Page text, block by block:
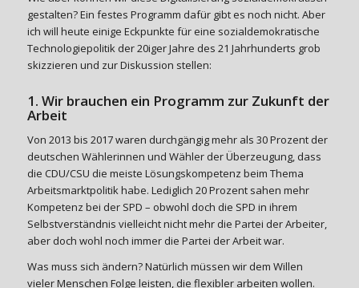
gestalten? Ein festes Programm dafür gibt es noch nicht. Aber
ich will heute einige Eckpunkte für eine sozialdemokratische
Technologiepolitik der 20iger Jahre des 21 Jahrhunderts grob
skizzieren und zur Diskussion stellen:
1. Wir brauchen ein Programm zur Zukunft der
Arbeit
Von 2013 bis 2017 waren durchgängig mehr als 30 Prozent der
deutschen Wählerinnen und Wähler der Überzeugung, dass
die CDU/CSU die meiste Lösungskompetenz beim Thema
Arbeitsmarktpolitik habe. Lediglich 20 Prozent sahen mehr
Kompetenz bei der SPD – obwohl doch die SPD in ihrem
Selbstverständnis vielleicht nicht mehr die Partei der Arbeiter,
aber doch wohl noch immer die Partei der Arbeit war.
Was muss sich ändern? Natürlich müssen wir dem Willen
vieler Menschen Folge leisten, die flexibler arbeiten wollen.